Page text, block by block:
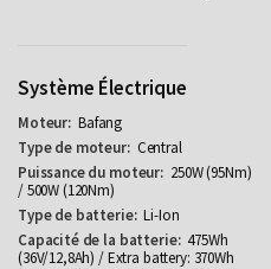
Système Électrique
Bafang
Central
250W (95Nm)
/ 500W (120Nm)
Li-Ion
475Wh
(36V/12,8Ah) / Extra battery: 370Wh